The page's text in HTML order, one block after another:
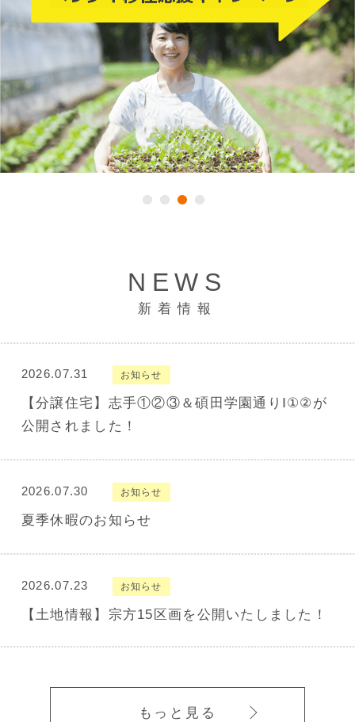
NEWS
新着情報
2026.07.31 お知らせ
【分譲住宅】志手①②③＆碩田学園通りⅠ①②が
公開されました！
2026.07.30 お知らせ
夏季休暇のお知らせ
2026.07.23 お知らせ
【土地情報】宗方15区画を公開いたしました！
もっと見る